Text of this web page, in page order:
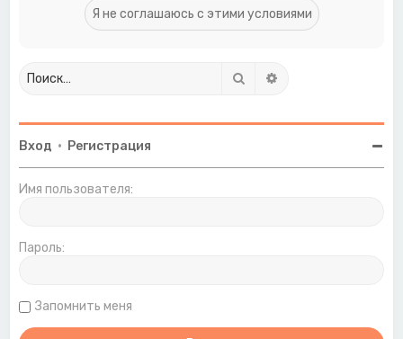
Поиск
Вход • Регистрация
Имя пользователя:
Пароль:
Запомнить меня